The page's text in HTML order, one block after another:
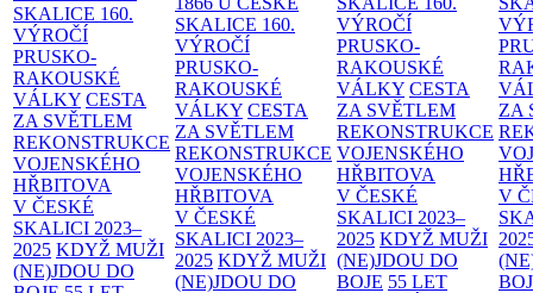
SKALICE 160.
VÝROČÍ
PRUSKO-
RAKOUSKÉ
VÁLKY CESTA
ZA SVĚTLEM
REKONSTRUKCE
VOJENSKÉHO
HŘBITOVA
V ČESKÉ
SKALICI 2023–
2025 KDYŽ MUŽI
(NE)JDOU DO
SKALICE 160.
VÝROČÍ
PRUSKO-
RAKOUSKÉ
VÁLKY CESTA
ZA SVĚTLEM
REKONSTRUKCE
VOJENSKÉHO
HŘBITOVA
V ČESKÉ
SKALICI 2023–
2025 KDYŽ MUŽI
(NE)JDOU DO
VÝROČÍ
PRUSKO-
RAKOUSKÉ
VÁLKY CESTA
ZA SVĚTLEM
REKONSTRUKCE
VOJENSKÉHO
HŘBITOVA
V ČESKÉ
SKALICI 2023–
2025 KDYŽ MUŽI
(NE)JDOU DO
BOJE 55 LET
ZA
V